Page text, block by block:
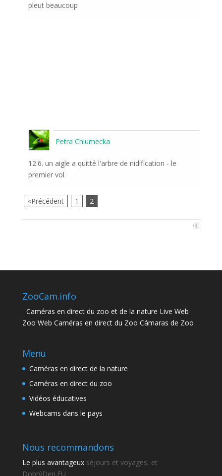
pleut beaucoup
Petra Chlumecka
12.6. un aigle a quitté l'arbre de nidification - le
premier vol
«Précédent 1 2
ZooCam.info
Caméras en direct du zoo et de la nature Live Web
Zoo Web Caméras en direct du Zoo Cámaras de Zoo
Menu
Caméras en direct de la nature
Caméras en direct du zoo
Vidéos éducatives
Webcams dans le pays
Nous recommandons
Le plus avantageux séjours et voyages, et
DobrýDen.EU